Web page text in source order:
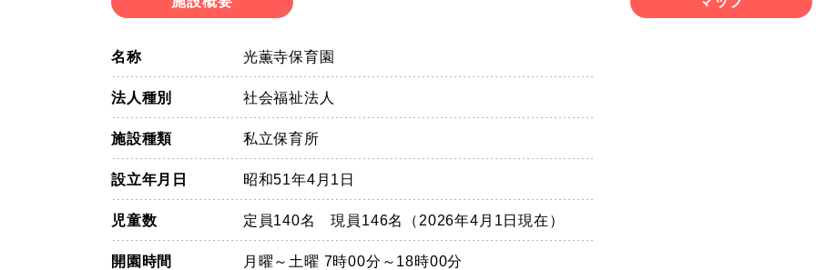
名称 光薫寺保育園
法人種別 社会福祉法人
施設種類 私立保育所
設立年月日 昭和51年4月1日
児童数 定員140名 現員146名（2026年4月1日現在）
開園時間
月曜～土曜 7時00分～18時00分